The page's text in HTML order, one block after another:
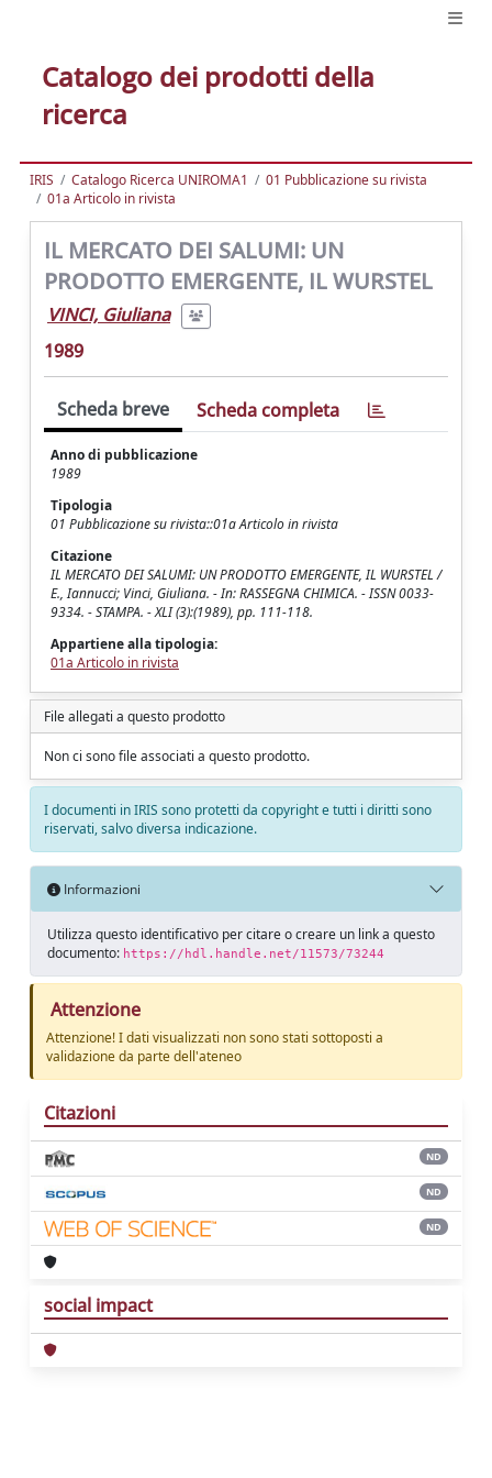
Catalogo dei prodotti della
ricerca
IRIS Catalogo Ricerca UNIROMA1
01 Pubblicazione su rivista
01a Articolo in rivista
IL MERCATO DEI SALUMI: UN
PRODOTTO EMERGENTE, IL WURSTEL
VINCI, Giuliana
1989
Scheda breve Scheda completa
Anno di pubblicazione
1989
Tipologia
01 Pubblicazione su rivista::01a Articolo in rivista
Citazione
IL MERCATO DEI SALUMI: UN PRODOTTO EMERGENTE, IL WURSTEL /
E., Iannucci; Vinci, Giuliana. - In: RASSEGNA CHIMICA. - ISSN 0033-
9334. - STAMPA. - XLI (3):(1989), pp. 111-118.
Appartiene alla tipologia:
01a Articolo in rivista
File allegati a questo prodotto
Non ci sono file associati a questo prodotto.
I documenti in IRIS sono protetti da copyright e tutti i diritti sono
riservati, salvo diversa indicazione.
Informazioni
Utilizza questo identificativo per citare o creare un link a questo
documento: https://hdl.handle.net/11573/73244
Attenzione
Attenzione! I dati visualizzati non sono stati sottoposti a
validazione da parte dell'ateneo
Citazioni
ND
ND
ND
social impact